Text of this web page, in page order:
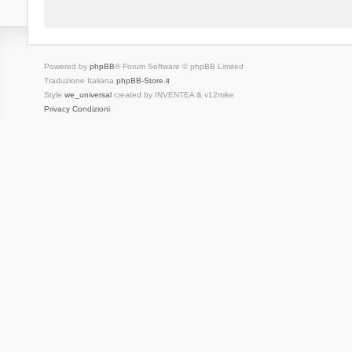
Powered by phpBB® Forum Software © phpBB Limited
Traduzione Italiana phpBB-Store.it
Style we_universalcreated by INVENTEA & v12mike
Privacy Condizioni